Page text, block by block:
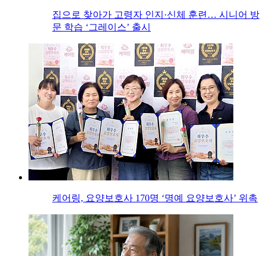
집으로 찾아가 고령자 인지·신체 훈련… 시니어 방
문 학습 ‘그레이스’ 출시
케어링, 요양보호사 170명 ‘명예 요양보호사’ 위촉